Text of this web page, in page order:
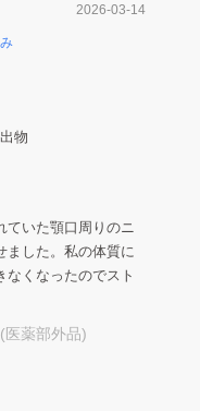
2026-03-14
物
ていた顎口周りのニ
ました。私の体質に
なくなったのでスト
医薬部外品)